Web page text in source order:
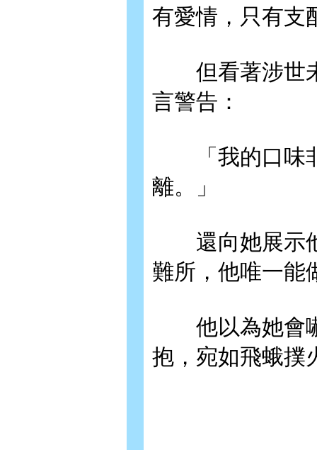
有愛情，只有支
但看著涉世未
言警告：
「我的口味非
離。」
還向她展示他
難所，他唯一能
他以為她會嚇
抱，宛如飛蛾